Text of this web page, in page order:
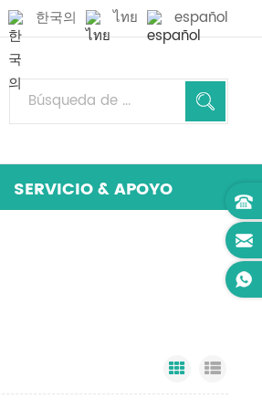
한국의 ไทย español
SERVICIO & APOYO
Grid View